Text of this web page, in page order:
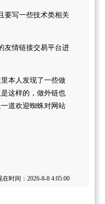
写一些技术类相关
情链接交易平台进
本人发现了一些做
这样的，做外链也
道欢迎蜘蛛对网站
在时间：2026-8-8 4:05:00